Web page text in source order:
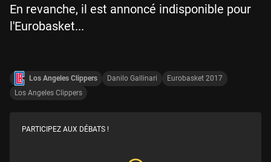
En revanche, il est annoncé indisponible pour
l'Eurobasket...
Los Angeles Clippers Danilo Gallinari
Eurobasket 2017
Los Angeles Clippers
PARTICIPEZ AUX DÉBATS !